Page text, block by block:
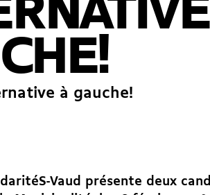
à gauche!
Vaud présente deux